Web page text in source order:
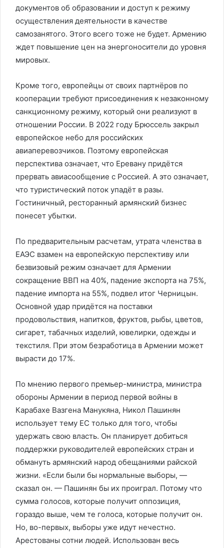
документов об образовании и доступ к режиму
осуществления деятельности в качестве
самозанятого. Этого всего тоже не будет. Армению
ждет повышение цен на энергоносители до уровня
мировых.
Кроме того, европейцы от своих партнёров по
кооперации требуют присоединения к незаконному
санкционному режиму, который они реализуют в
отношении России. В 2022 году Брюссель закрыл
европейское небо для российских
авиаперевозчиков. Поэтому европейская
перспектива означает, что Еревану придётся
прервать авиасообщение с Россией. А это означает,
что туристический поток упадёт в разы.
Гостиничный, ресторанный армянский бизнес
понесет убытки.
По предварительным расчетам, утрата членства в
ЕАЭС взамен на европейскую перспективу или
безвизовый режим означает для Армении
сокращение ВВП на 40%, падение экспорта на 75%,
падение импорта на 55%, подвел итог Черницын.
Основной удар придётся на поставки
продовольствия, напитков, фруктов, рыбы, цветов,
сигарет, табачных изделий, ювелирки, одежды и
текстиля. При этом безработица в Армении может
вырасти до 17%.
По мнению первого премьер-министра, министра
обороны Армении в период первой войны в
Карабахе Вазгена Манукяна, Никол Пашинян
использует тему ЕС только для того, чтобы
удержать свою власть. Он планирует добиться
поддержки руководителей европейских стран и
обмануть армянский народ обещаниями райской
жизни. «Если были бы нормальные выборы, —
сказал он. — Пашинян бы их проиграл. Потому что
сумма голосов, которые получит оппозиция,
гораздо выше, чем те голоса, которые получит он.
Но, во-первых, выборы уже идут нечестно.
Арестованы сотни людей. Использован весь